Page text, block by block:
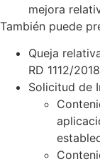
mejora
También puede
Queja
RD 1112/2018
Solicitud de